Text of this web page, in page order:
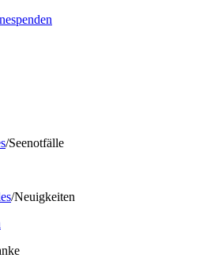
/Seenotfälle
/Neuigkeiten